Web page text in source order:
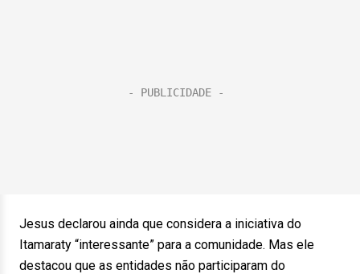
Jesus declarou ainda que considera a iniciativa do
Itamaraty “interessante” para a comunidade. Mas ele
destacou que as entidades não participaram do